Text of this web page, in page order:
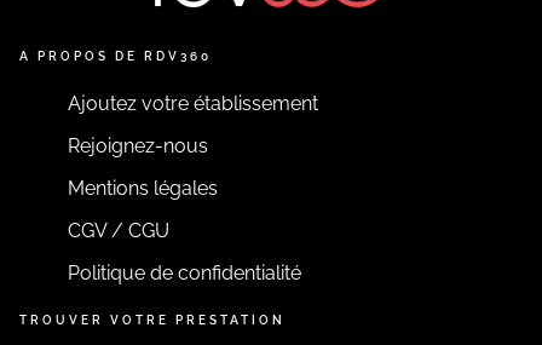
A PROPOS DE RDV360
Ajoutez votre établissement
Rejoignez-nous
Mentions légales
CGV / CGU
Politique de confidentialité
TROUVER VOTRE PRESTATION